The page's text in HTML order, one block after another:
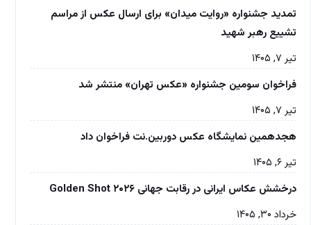
تمدید جشنواره «روایت میدان» برای ارسال عکس از مراسم
تشییع رهبر شهید
تیر ۷, ۱۴۰۵
فراخوان سومین جشنواره «عکس تهران» منتشر شد
تیر ۷, ۱۴۰۵
هجدهمین نمایشگاه عکس دوربین.نت فراخوان داد
تیر ۶, ۱۴۰۵
درخشش عکاس ایرانی در رقابت جهانی Golden Shot ۲۰۲۶
خرداد ۳۰, ۱۴۰۵